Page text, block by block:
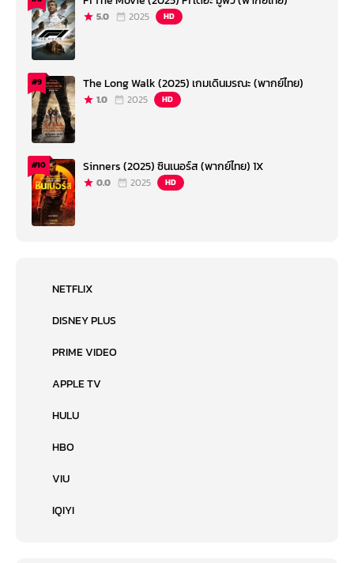
5.0 2025 HD
#9 The Long Walk (2025) เกมเดินมรณะ (พากย์ไทย)
1.0 2025 HD
#10 Sinners (2025) ซินเนอร์ส (พากย์ไทย) 1X
0.0 2025 HD
NETFLIX
DISNEY PLUS
PRIME VIDEO
APPLE TV
HULU
HBO
VIU
IQIYI